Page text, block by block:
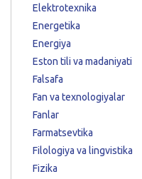
Elektrotexnika
Energetika
Energiya
Eston tili va madaniyati
Falsafa
Fan va texnologiyalar
Fanlar
Farmatsevtika
Filologiya va lingvistika
Fizika